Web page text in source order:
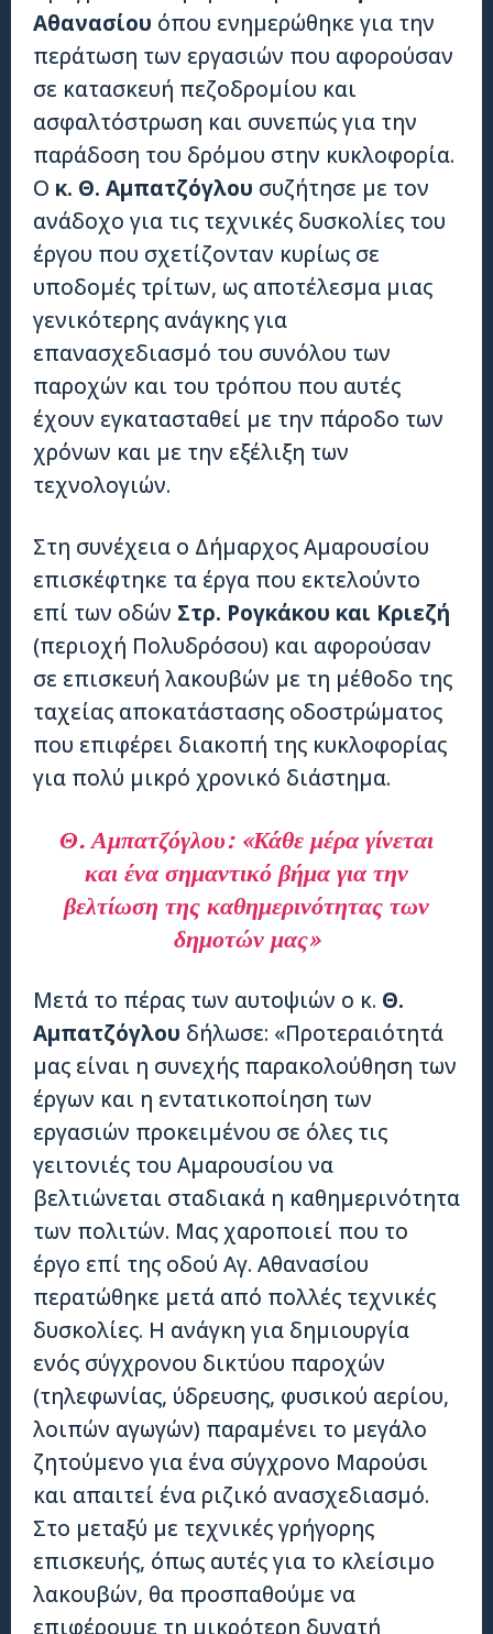
Αθανασίου όπου ενημερώθηκε για την
περάτωση των εργασιών που αφορούσαν
σε κατασκευή πεζοδρομίου και
ασφαλτόστρωση και συνεπώς για την
παράδοση του δρόμου στην κυκλοφορία.
Ο κ. Θ. Αμπατζόγλου συζήτησε με τον
ανάδοχο για τις τεχνικές δυσκολίες του
έργου που σχετίζονταν κυρίως σε
υποδομές τρίτων, ως αποτέλεσμα μιας
γενικότερης ανάγκης για
επανασχεδιασμό του συνόλου των
παροχών και του τρόπου που αυτές
έχουν εγκατασταθεί με την πάροδο των
χρόνων και με την εξέλιξη των
τεχνολογιών.
Στη συνέχεια ο Δήμαρχος Αμαρουσίου
επισκέφτηκε τα έργα που εκτελούντο
επί των οδών Στρ. Ρογκάκου και Κριεζή
(περιοχή Πολυδρόσου) και αφορούσαν
σε επισκευή λακουβών με τη μέθοδο της
ταχείας αποκατάστασης οδοστρώματος
που επιφέρει διακοπή της κυκλοφορίας
για πολύ μικρό χρονικό διάστημα.
Θ. Αμπατζόγλου: «Κάθε μέρα γίνεται
και ένα σημαντικό βήμα για την
βελτίωση της καθημερινότητας των
δημοτών μας»
Μετά το πέρας των αυτοψιών ο κ. Θ.
Αμπατζόγλου δήλωσε: «Προτεραιότητά
μας είναι η συνεχής παρακολούθηση των
έργων και η εντατικοποίηση των
εργασιών προκειμένου σε όλες τις
γειτονιές του Αμαρουσίου να
βελτιώνεται σταδιακά η καθημερινότητα
των πολιτών. Μας χαροποιεί που το
έργο επί της οδού Αγ. Αθανασίου
περατώθηκε μετά από πολλές τεχνικές
δυσκολίες. Η ανάγκη για δημιουργία
ενός σύγχρονου δικτύου παροχών
(τηλεφωνίας, ύδρευσης, φυσικού αερίου,
λοιπών αγωγών) παραμένει το μεγάλο
ζητούμενο για ένα σύγχρονο Μαρούσι
και απαιτεί ένα ριζικό ανασχεδιασμό.
Στο μεταξύ με τεχνικές γρήγορης
επισκευής, όπως αυτές για το κλείσιμο
λακουβών, θα προσπαθούμε να
επιφέρουμε τη μικρότερη δυνατή